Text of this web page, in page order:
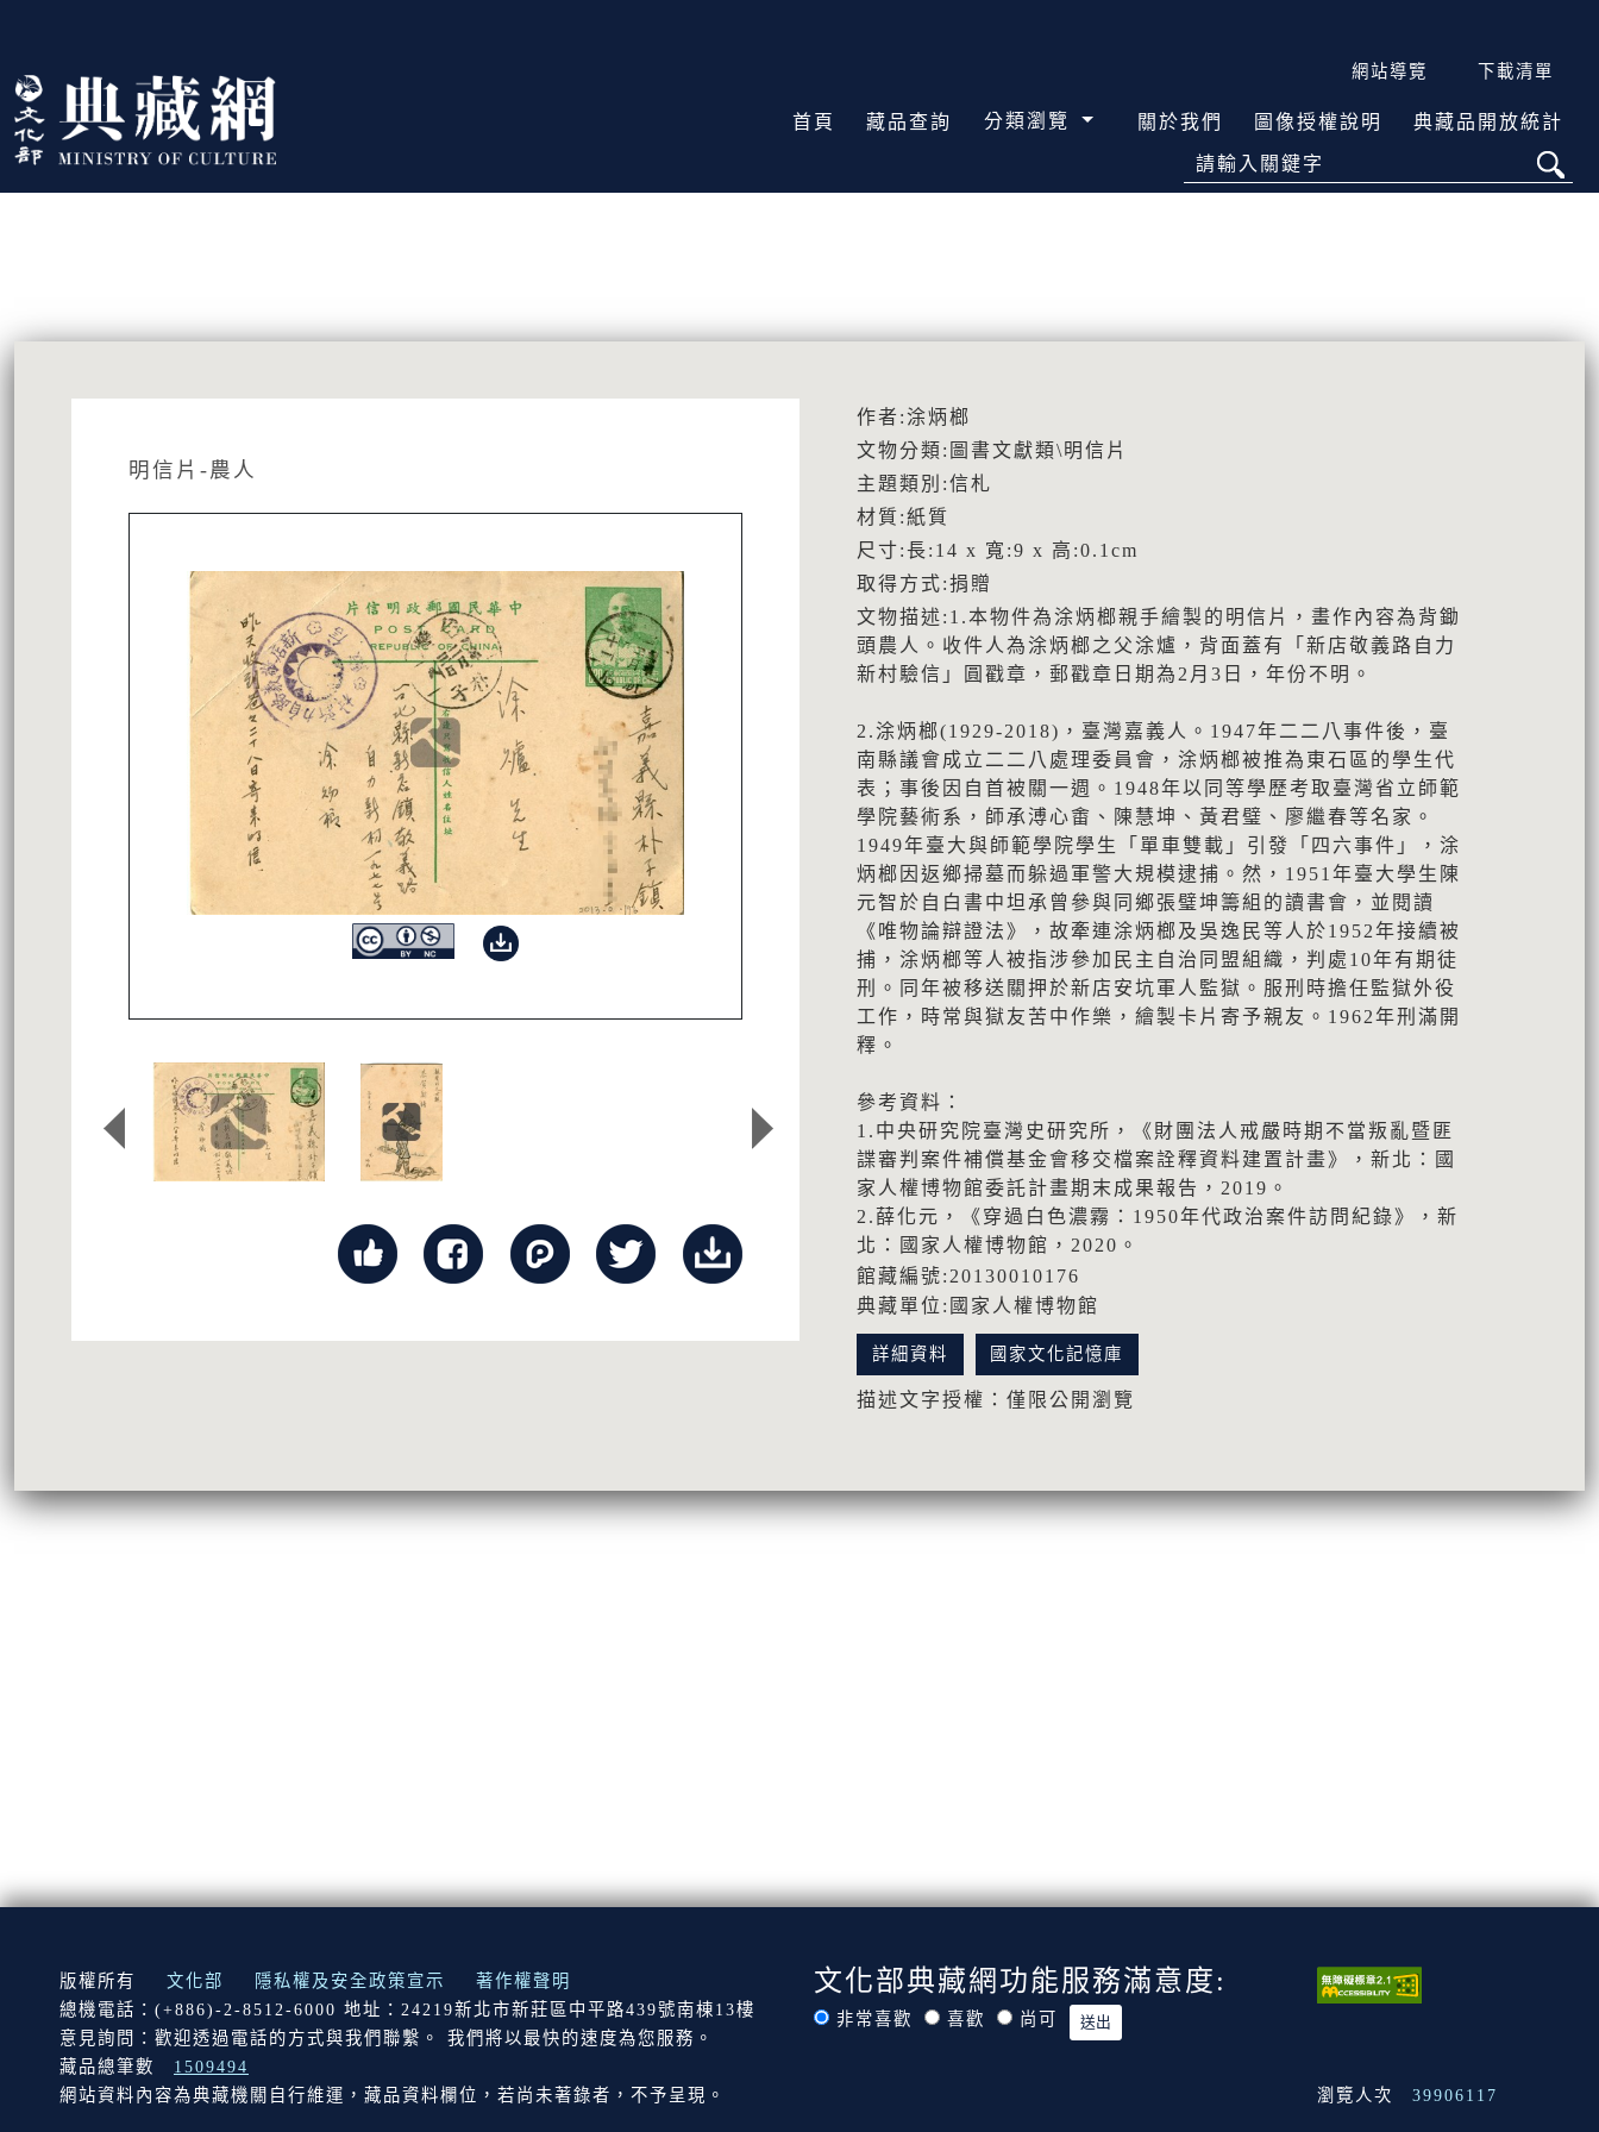
:::
網站導覽 下載清單
首頁 藏品查詢 分類瀏覽 關於我們 圖像授權說明 典藏品開放統計
請輸入關鍵字
明信片-農人
作者:涂炳榔
文物分類:圖書文獻類\明信片
主題類別:信札
材質:紙質
尺寸:長:14 x 寬:9 x 高:0.1cm
取得方式:捐贈
文物描述:1.本物件為涂炳榔親手繪製的明信片，畫作內容為背鋤
頭農人。收件人為涂炳榔之父涂爐，背面蓋有「新店敬義路自力
新村驗信」圓戳章，郵戳章日期為2月3日，年份不明。
2.涂炳榔(1929-2018)，臺灣嘉義人。1947年二二八事件後，臺
南縣議會成立二二八處理委員會，涂炳榔被推為東石區的學生代
表；事後因自首被關一週。1948年以同等學歷考取臺灣省立師範
學院藝術系，師承溥心畬、陳慧坤、黃君璧、廖繼春等名家。
1949年臺大與師範學院學生「單車雙載」引發「四六事件」，涂
炳榔因返鄉掃墓而躲過軍警大規模逮捕。然，1951年臺大學生陳
元智於自白書中坦承曾參與同鄉張璧坤籌組的讀書會，並閱讀
《唯物論辯證法》，故牽連涂炳榔及吳逸民等人於1952年接續被
捕，涂炳榔等人被指涉參加民主自治同盟組織，判處10年有期徒
刑。同年被移送關押於新店安坑軍人監獄。服刑時擔任監獄外役
工作，時常與獄友苦中作樂，繪製卡片寄予親友。1962年刑滿開
釋。
參考資料：
1.中央研究院臺灣史研究所，《財團法人戒嚴時期不當叛亂暨匪
諜審判案件補償基金會移交檔案詮釋資料建置計畫》，新北：國
家人權博物館委託計畫期末成果報告，2019。
2.薛化元，《穿過白色濃霧：1950年代政治案件訪問紀錄》，新
北：國家人權博物館，2020。
館藏編號:20130010176
典藏單位:國家人權博物館
詳細資料 國家文化記憶庫
描述文字授權：僅限公開瀏覽
:::
版權所有 文化部 隱私權及安全政策宣示
著作權聲明
總機電話：(+886)-2-8512-6000 地址：24219新北市新莊區中平路439號南棟13樓
意見詢問：歡迎透過電話的方式與我們聯繫。 我們將以最快的速度為您服務。
藏品總筆數
1509494
文化部典藏網功能服務滿意度:
非常喜歡 喜歡 尚可
網站資料內容為典藏機關自行維運，藏品資料欄位，若尚未著錄者，不予呈現。 瀏覽人次 39906117